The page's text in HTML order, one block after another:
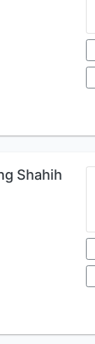
Shahih